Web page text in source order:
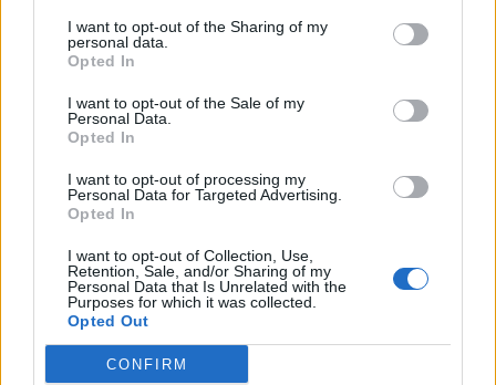
I want to opt-out of the Sharing of my
personal data.
Opted In
I want to opt-out of the Sale of my
Personal Data.
Opted In
I want to opt-out of processing my
Personal Data for Targeted Advertising.
Opted In
I want to opt-out of Collection, Use,
Retention, Sale, and/or Sharing of my
Personal Data that Is Unrelated with the
Purposes for which it was collected.
Opted Out
CONFIRM